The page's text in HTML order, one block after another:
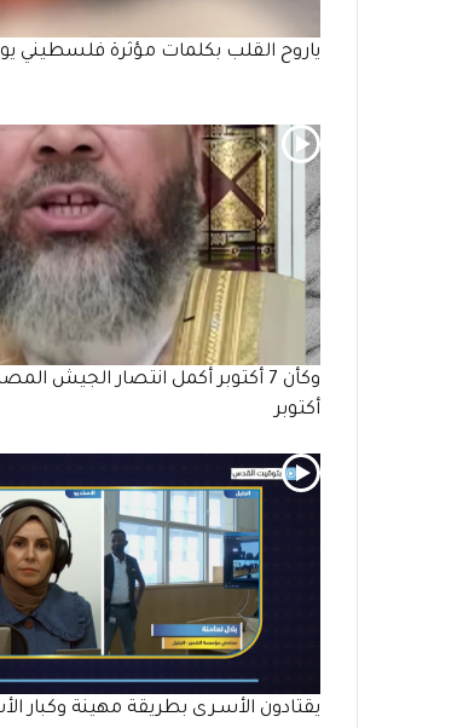
ياروح القلب بكلمات مؤثرة فلسطيني
أكتوبر
يقتادون الأسـرى بطريقة مهينة وكبار